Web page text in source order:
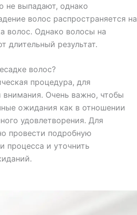
не выпадают, однако
волос распространяется на
волос. Однако волосы на
длительный результат.
волос?
процедура, для
внимания. Очень важно, чтобы
ожидания как в отношении
удовлетворения. Для
провести подробную
процесса и уточнить